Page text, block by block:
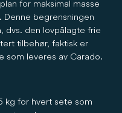
for maksimal masse
Denne begrensningen
dvs. den lovpålagte frie
tilbehør, faktisk er
som leveres av Carado.
kg for hvert sete som